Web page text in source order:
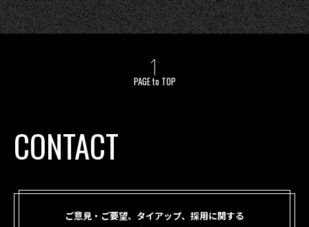
PAGE to TOP
CONTACT
ご意見・ご要望、タイアップ、採用に関する